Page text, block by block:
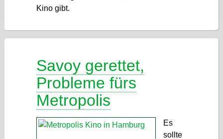
Kino gibt.
Savoy gerettet,
Probleme fürs
Metropolis
Es
sollte